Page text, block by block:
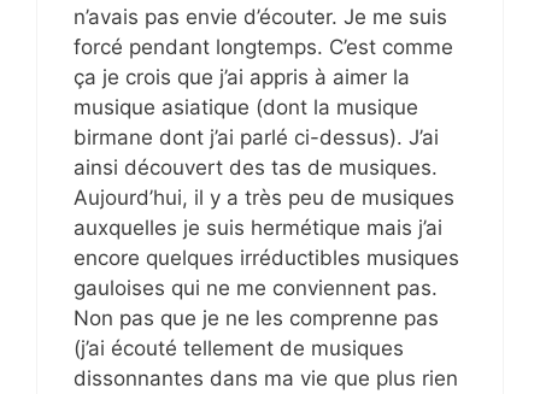
n’avais pas envie d’écouter. Je me suis
forcé pendant longtemps. C’est comme
ça je crois que j’ai appris à aimer la
musique asiatique (dont la musique
birmane dont j’ai parlé ci-dessus). J’ai
ainsi découvert des tas de musiques.
Aujourd’hui, il y a très peu de musiques
auxquelles je suis hermétique mais j’ai
encore quelques irréductibles musiques
gauloises qui ne me conviennent pas.
Non pas que je ne les comprenne pas
(j’ai écouté tellement de musiques
dissonnantes dans ma vie que plus rien